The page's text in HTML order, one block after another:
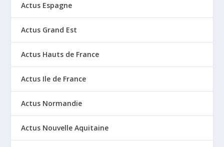
Actus Espagne
Actus Grand Est
Actus Hauts de France
Actus Ile de France
Actus Normandie
Actus Nouvelle Aquitaine